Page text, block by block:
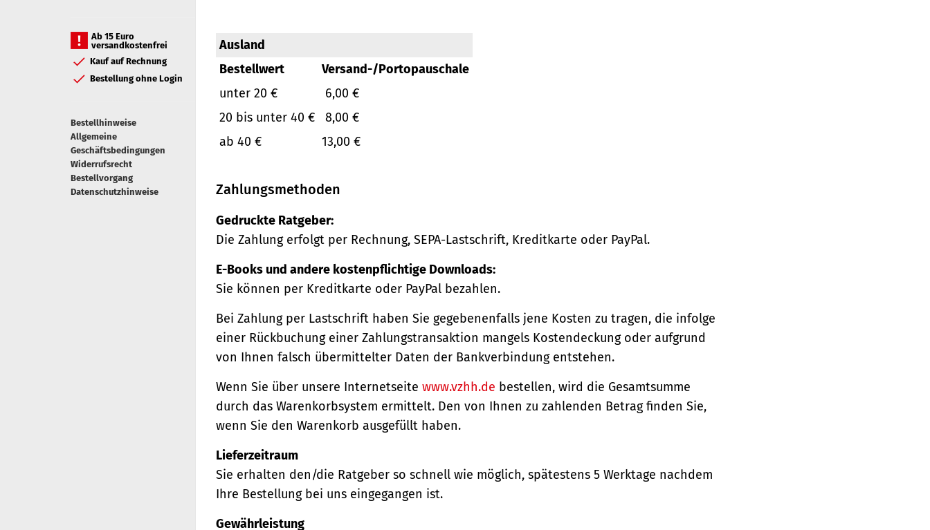
Ab 15 Euro
versandkostenfrei
Kauf auf Rechnung
Bestellung ohne Login
Bestellhinweise
Allgemeine
Geschäftsbedingungen
Widerrufsrecht
Bestellvorgang
Datenschutzhinweise
Ausland
Bestellwert
Versand-/Portopauschale
unter 20 €
6,00 €
20 bis unter 40 €
8,00 €
ab 40 €
13,00 €
Zahlungsmethoden
Gedruckte Ratgeber:
Die Zahlung erfolgt per Rechnung, SEPA-Lastschrift, Kreditkarte oder PayPal.
E-Books und andere kostenpflichtige Downloads:
Sie können per Kreditkarte oder PayPal bezahlen.
Bei Zahlung per Lastschrift haben Sie gegebenenfalls jene Kosten zu tragen, die infolge
einer Rückbuchung einer Zahlungstransaktion mangels Kostendeckung oder aufgrund
von Ihnen falsch übermittelter Daten der Bankverbindung entstehen.
Wenn Sie über unsere Internetseite www.vzhh.de bestellen, wird die Gesamtsumme
durch das Warenkorbsystem ermittelt. Den von Ihnen zu zahlenden Betrag finden Sie,
wenn Sie den Warenkorb ausgefüllt haben.
Lieferzeitraum
Sie erhalten den/die Ratgeber so schnell wie möglich, spätestens 5 Werktage nachdem
Ihre Bestellung bei uns eingegangen ist.
Gewährleistung